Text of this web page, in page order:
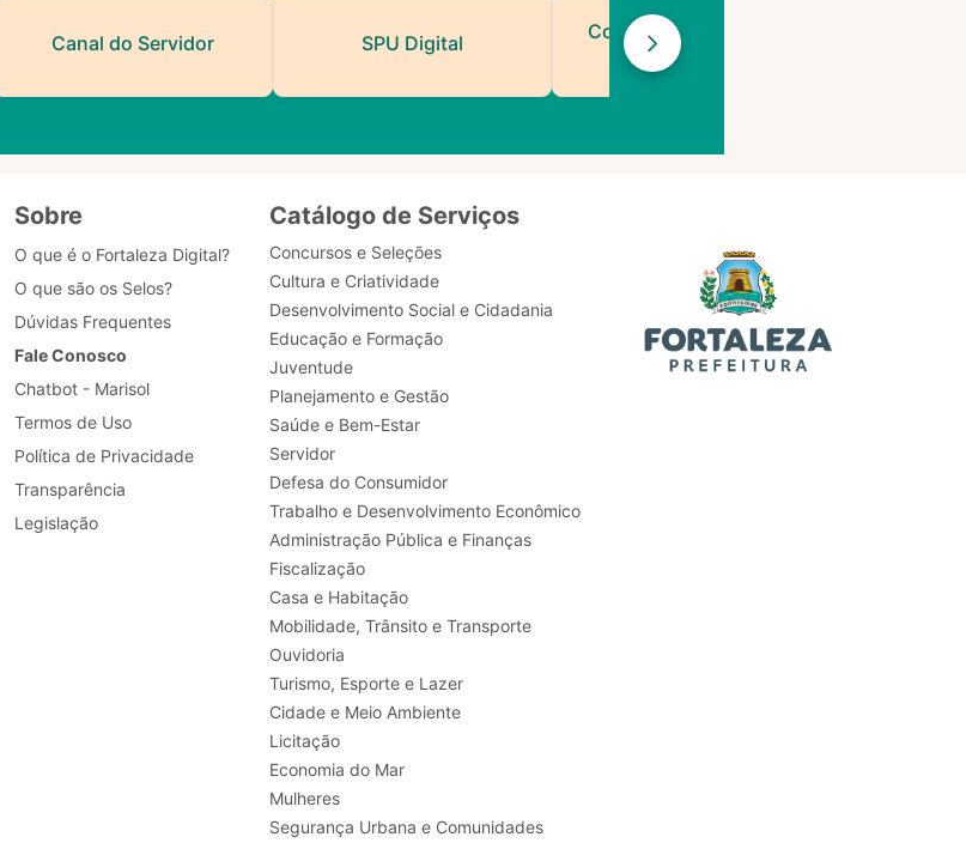
Canal do Servidor SPU Digital
Contatos de Protocolo
da PMF
Sobre
O que é o Fortaleza Digital?
O que são os Selos?
Dúvidas Frequentes
Fale Conosco
Chatbot - Marisol
Termos de Uso
Política de Privacidade
Transparência
Legislação
Catálogo de Serviços
Concursos e Seleções
Cultura e Criatividade
Desenvolvimento Social e Cidadania
Educação e Formação
Juventude
Planejamento e Gestão
Saúde e Bem-Estar
Servidor
Defesa do Consumidor
Trabalho e Desenvolvimento Econômico
Administração Pública e Finanças
Fiscalização
Casa e Habitação
Mobilidade, Trânsito e Transporte
Ouvidoria
Turismo, Esporte e Lazer
Cidade e Meio Ambiente
Licitação
Economia do Mar
Mulheres
Segurança Urbana e Comunidades